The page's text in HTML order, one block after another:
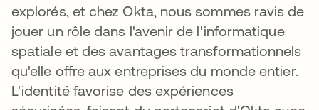
explorés, et chez Okta, nous sommes ravis de
jouer un rôle dans l'avenir de l'informatique
spatiale et des avantages transformationnels
qu'elle offre aux entreprises du monde entier.
L'identité favorise des expériences